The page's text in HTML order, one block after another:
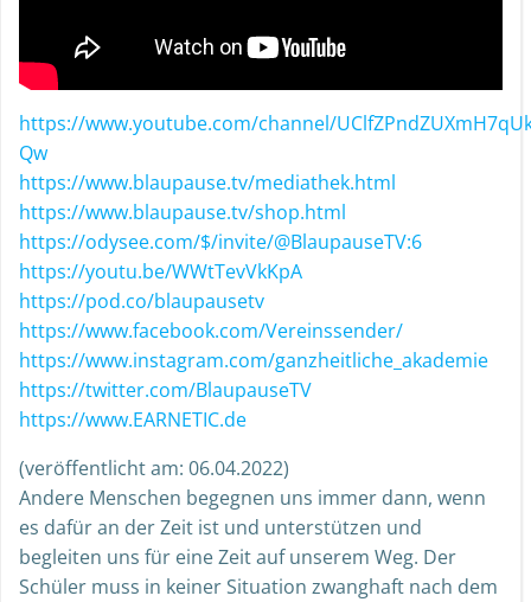
https://www.youtube.com/channel/
Qw
https://www.blaupause.tv/mediathek.html
https://www.blaupause.tv/shop.html
https://odysee.com/$/invite/@BlaupauseTV:6
https://youtu.be/WWtTevVkKpA
https://pod.co/blaupausetv
https://www.facebook.com/Vereinssender/
https://www.instagram.com/ganzheitliche_akademie
https://twitter.com/BlaupauseTV
https://www.EARNETIC.de
(veröffentlicht am: 06.04.2022)
Andere Menschen begegnen uns immer dann, wenn
es dafür an der Zeit ist und unterstützen und
begleiten uns für eine Zeit auf unserem Weg. Der
Schüler muss in keiner Situation zwanghaft nach dem